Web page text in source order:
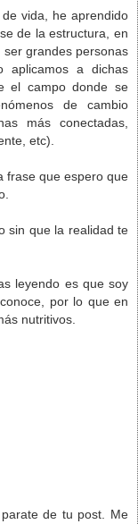
vida, he aprendido
de la estructura, en
grandes personas
aplicamos a dichas
el campo donde se
de cambio
más conectadas,
etc).
frase que espero que
sin que la realidad te
leyendo es que soy
por lo que en
nutritivos.
de tu post. Me